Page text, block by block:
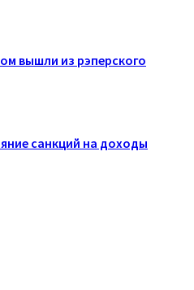
вышли из рэперского
санкций на доходы